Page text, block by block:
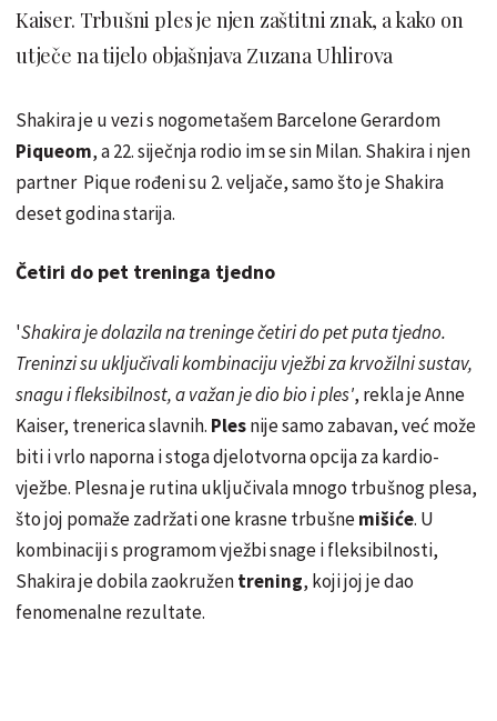
Kaiser. Trbušni ples je njen zaštitni znak, a kako on
utječe na tijelo objašnjava Zuzana Uhlirova
Shakira je u vezi s nogometašem Barcelone Gerardom
Piqueom, a 22. siječnja rodio im se sin Milan. Shakira i njen
partner Pique rođeni su 2. veljače, samo što je Shakira
deset godina starija.
Četiri do pet treninga tjedno
'Shakira je dolazila na treninge četiri do pet puta tjedno.
Treninzi su uključivali kombinaciju vježbi za krvožilni sustav,
snagu i fleksibilnost, a važan je dio bioi ples', rekla je Anne
Kaiser, trenerica slavnih. Plesnije samo zabavan, već može
biti i vrlo naporna i stoga djelotvorna opcija za kardio-
vježbe. Plesna je rutina uključivala mnogo trbušnog plesa,
što joj pomaže zadržati one krasne trbušnemišiće. U
kombinaciji s programom vježbi snage i fleksibilnosti,
Shakira je dobila zaokružentrening, koji joj je dao
fenomenalne rezultate.